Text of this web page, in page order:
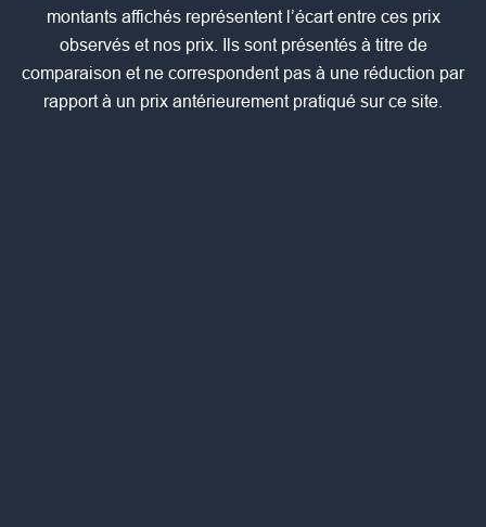
montants affichés représentent l’écart entre ces prix
observés et nos prix. Ils sont présentés à titre de
comparaison et ne correspondent pas à une réduction par
rapport à un prix antérieurement pratiqué sur ce site.